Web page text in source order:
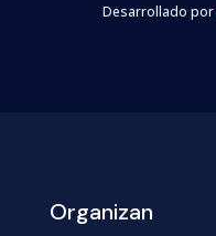
Desarrollado por
Organizan